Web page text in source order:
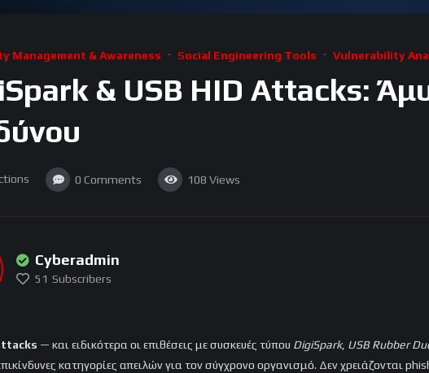
Management & Awareness Social Engineering Tools Vulnerability
& USB HID Attacks:
0 Comments 108 Views
Cyberadmin
51 Subscribers
— και ειδικότερα οι επιθέσεις με συσκευές τύπου DigiSpark, USB Rubber
κατηγορίες απειλών για τον σύγχρονο οργανισμό. Δεν χρειάζονται